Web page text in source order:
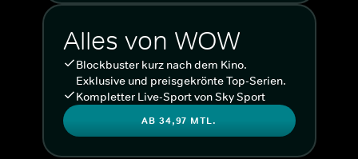
Alles von WOW
Blockbuster kurz nach dem Kino.
Exklusive und preisgekrönte Top-Serien.
Kompletter Live-Sport von Sky Sport
AB 34,97 MTL.